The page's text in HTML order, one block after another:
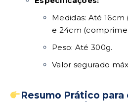
Medidas: Até
e 24cm
Peso: Até 300g.
Valor segurado
Resumo Prático para